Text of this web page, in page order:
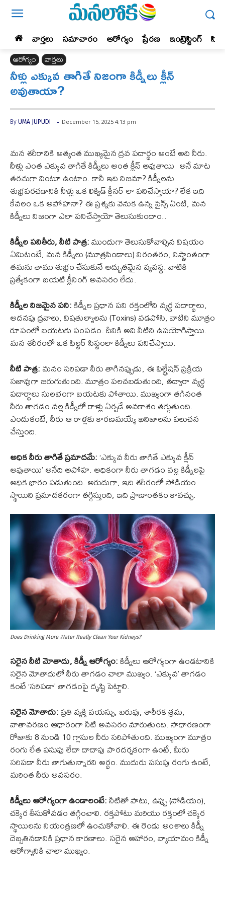
వార్తలు సమాచారం ఆరోగ్యం ప్రేర‌ణ‌ ఇంట్రెస్టింగ్‌
ఆరోగ్యం వార్తలు
నీళ్లు ఎక్కువ తాగితే నిజంగా కిడ్నీలు క్లీన్
అవుతాయా?
By UMA JUPUDI - December 15, 2025 4:13 pm
మన శరీరానికి అత్యంత ముఖ్యమైన ద్రవ పదార్థం అంటే అది నీరు.
నీళ్లు ఎంత ఎక్కువ తాగితే కిడ్నీలు అంత క్లీన్ అవుతాయి అనే మాట
తరచుగా వింటూ ఉంటాం. కానీ ఇది నిజమా? కిడ్నీలను
శుభ్రపరచడానికి నీళ్లు ఒక లిక్విడ్ క్లీనర్ లా పనిచేస్తాయా? లేక ఇది
కేవలం ఒక అపోహనా? ఈ ప్రశ్నకు వెనుక ఉన్న సైన్స్ ఏంటి, మన
కిడ్నీలు నిజంగా ఎలా పనిచేస్తాయో తెలుసుకుందాం..
కిడ్నీల పనితీరు, నీటి పాత్ర:ముందుగా తెలుసుకోవాల్సిన విషయం
ఏమిటంటే, మన కిడ్నీలు (మూత్రపిండాలు) నిరంతరం, నిష్ణాంతంగా
తమను తాము శుభ్రం చేసుకునే అద్భుతమైన వ్యవస్థ. వాటికి
ప్రత్యేకంగా బయటి క్లీనింగ్ అవసరం లేదు.
కిడ్నీల నిజమైన పని:కిడ్నీల ప్రధాన పని రక్తంలోని వ్యర్థ పదార్థాలు,
అదనపు ద్రవాలు, విషతుల్యాలను (Toxins) వడపోసి, వాటిని మూత్రం
రూపంలో బయటకు పంపడం. దీనికి అవి నీటిని ఉపయోగిస్తాయి.
మన శరీరంలో ఒక ఫిల్టర్ సిస్టంలా కిడ్నీలు పనిచేస్తాయి.
నీటి పాత్ర:మనం సరిపడా నీరు తాగినప్పుడు, ఈ ఫిల్ట్రేషన్ ప్రక్రియ
సజావుగా జరుగుతుంది. మూత్రం పలచబడుతుంది, తద్వారా వ్యర్థ
పదార్థాలు సులభంగా బయటకు పోతాయి. ముఖ్యంగా తగినంత
నీరు తాగడం వల్ల కిడ్నీలో రాళ్లు ఏర్పడే అవకాశం తగ్గుతుంది.
ఎందుకంటే, నీరు ఆ రాళ్లకు కారణమయ్యే ఖనిజాలను పలుచన
చేస్తుంది.
అధిక నీరు తాగితే ప్రమాదమే:‘ఎక్కువ నీరు తాగితే ఎక్కువ క్లీన్
అవుతాయి’ అనేది అపోహ. అధికంగా నీరు తాగడం వల్ల కిడ్నీలపై
అధిక భారం పడుతుంది. అరుదుగా, ఇది శరీరంలో సోడియం
స్థాయిని ప్రమాదకరంగా తగ్గిస్తుంది, ఇది ప్రాణాంతకం కావచ్చు.
Does Drinking More Water Really Clean Your Kidneys?
సరైన నీటి మోతాదు, కిడ్నీ ఆరోగ్యం:కిడ్నీలు ఆరోగ్యంగా ఉండటానికి
సరైన మోతాదులో నీరు తాగడం చాలా ముఖ్యం. ‘ఎక్కువ’ తాగడం
కంటే ‘సరిపడా’ తాగడంపై దృష్టి పెట్టాలి.
సరైన మోతాదు:ప్రతి వ్యక్తి వయస్సు, బరువు, శారీరక శ్రమ,
వాతావరణం ఆధారంగా నీటి అవసరం మారుతుంది. సాధారణంగా
రోజుకు 8 నుండి 10 గ్లాసుల నీరు సరిపోతుంది. ముఖ్యంగా మూత్రం
రంగు లేత పసుపు లేదా దాదాపు పారదర్శకంగా ఉంటే, మీరు
సరిపడా నీరు తాగుతున్నారని అర్థం. ముదురు పసుపు రంగు ఉంటే,
మరింత నీరు అవసరం.
కిడ్నీలు ఆరోగ్యంగా ఉండాలంటే:నీటితో పాటు, ఉప్పు (సోడియం),
చక్కెర తీసుకోవడం తగ్గించాలి. రక్తపోటు మరియు రక్తంలో చక్కెర
స్థాయిలను నియంత్రణలో ఉంచుకోవాలి. ఈ రెండు అంశాలు కిడ్నీ
దెబ్బతినడానికి ప్రధాన కారణాలు. సరైన ఆహారం, వ్యాయామం కిడ్నీ
ఆరోగ్యానికి చాలా ముఖ్యం.